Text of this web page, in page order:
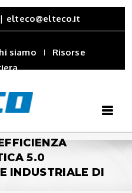
| elteco@elteco.it
siamo
Risorse
5.0
INDUSTRIALE DI